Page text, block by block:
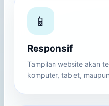
📱
Responsif
Tampilan website akan
komputer, tablet,